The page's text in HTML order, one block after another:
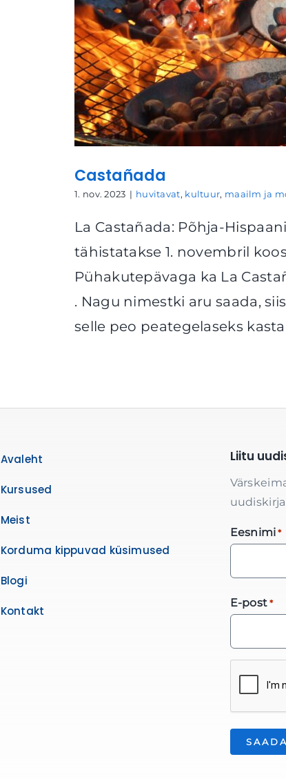
Castañada
1. nov. 2023 | huvitavat, kultuur, maailm ja
La Castañada: Põhja-
tähistatakse 1. novembril koos
Pühakutepävaga ka La
. Nagu nimestki aru saada,
selle peo peategelaseks
Avaleht
Kursused
Meist
Korduma kippuvad küsimused
Blogi
Kontakt
Liitu
Eesnimi *
E-post *